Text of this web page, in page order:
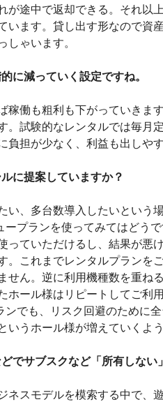
が途中で返却できる。それ以
います。貸し出す形なので資
しゃいます。
に減っていく設定ですね。
働も粗利も下がっていきま
。試験的なレンタルでは毎月
負担が少なく、利益も出しや
に提案していますか？
、多台数導入したいという
ープランを使ってみてはどう
っていただけるし、結果が悪
。これまでレンタルプランを
せん。逆に利用機種数を重ね
ホール様はリピートしてご利
ンでも、リスク回避のために
いうホール様が増えていくよ
でサブスクなど「所有しない
スモデルを模索する中で、